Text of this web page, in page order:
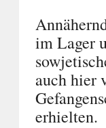
im Lager
auch hier
erhielten.